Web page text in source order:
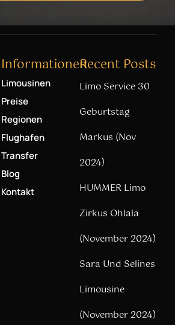
Informationen
Limousinen
Preise
Regionen
Flughafen
Transfer
Blog
Kontakt
Recent Posts
Limo Service 30
Geburtstag
Markus (Nov
2024)
HUMMER Limo
Zirkus Ohlala
(November 2024)
Sara Und Selines
Limousine
(November 2024)